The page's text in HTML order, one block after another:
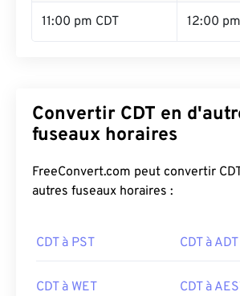
11:00 pm CDT 12:00
Convertir CDT en
fuseaux horaires
FreeConvert.com peut convertir
autres fuseaux horaires :
CDT à PST CDT à ADT
CDT à WET CDT à